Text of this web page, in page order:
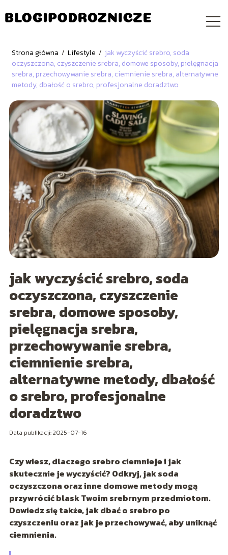
Strona główna / Lifestyle / jak wyczyścić srebro, soda
oczyszczona, czyszczenie srebra, domowe sposoby, pielęgnacja
srebra, przechowywanie srebra, ciemnienie srebra, alternatywne
metody, dbałość o srebro, profesjonalne doradztwo
jak wyczyścić srebro, soda
oczyszczona, czyszczenie
srebra, domowe sposoby,
pielęgnacja srebra,
przechowywanie srebra,
ciemnienie srebra,
alternatywne metody, dbałość
o srebro, profesjonalne
doradztwo
Data publikacji: 2025-07-16
Czy wiesz, dlaczego srebro ciemnieje i jak
skutecznie je wyczyścić? Odkryj, jak soda
oczyszczona oraz inne domowe metody mogą
przywrócić blask Twoim srebrnym przedmiotom.
Dowiedz się także, jak dbać o srebro po
czyszczeniu oraz jak je przechowywać, aby uniknąć
ciemnienia.